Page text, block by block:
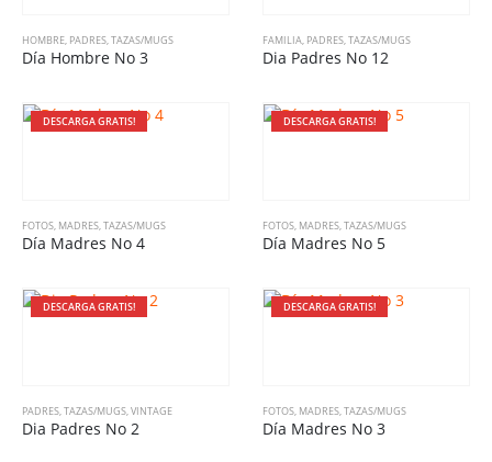
HOMBRE, PADRES,TAZAS/MUGS
Día Hombre No 3
FAMILIA, PADRES,TAZAS/MUGS
Dia Padres No 12
DESCARGA GRATIS!
FOTOS, MADRES,TAZAS/MUGS
Día Madres No 4
DESCARGA GRATIS!
FOTOS, MADRES,TAZAS/MUGS
Día Madres No 5
DESCARGA GRATIS!
PADRES TAZAS/MUGS VINTAGE
Dia Padres No 2
DESCARGA GRATIS!
FOTOS MADRES TAZAS/MUGS
Día Madres No 3